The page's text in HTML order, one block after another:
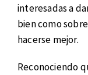
interesadas a
bien como
hacerse mejor.
Reconociendo